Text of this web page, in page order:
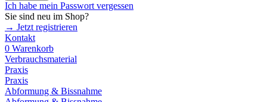
Ich habe mein Passwort vergessen
Sie sind neu im Shop?
→ Jetzt registrieren
Kontakt
0 Warenkorb
Verbrauchsmaterial
Praxis
Praxis
Abformung & Bissnahme